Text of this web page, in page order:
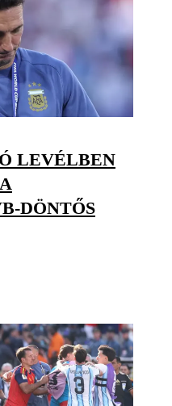
LEVÉLBEN
DÖNTŐS